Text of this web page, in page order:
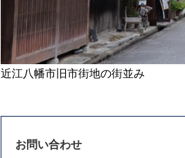
近江八幡市旧市街地の街並み
お問い合わせ